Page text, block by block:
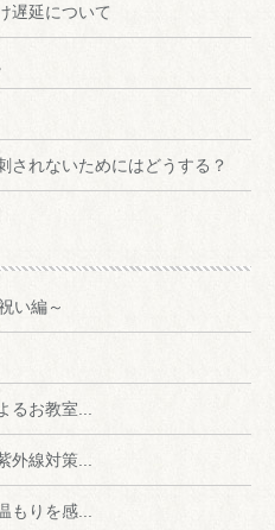
遅延について
されないためにはどうする？
い編～
るお教室...
外線対策...
もりを感...